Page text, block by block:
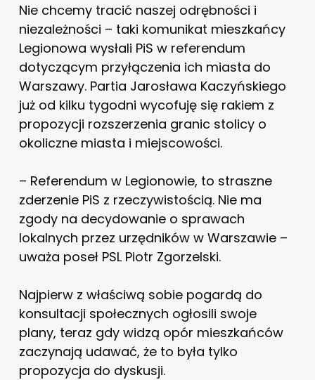
Nie chcemy tracić naszej odrębności i
niezależności – taki komunikat mieszkańcy
Legionowa wysłali PiS w referendum
dotyczącym przyłączenia ich miasta do
Warszawy. Partia Jarosława Kaczyńskiego
już od kilku tygodni wycofuję się rakiem z
propozycji rozszerzenia granic stolicy o
okoliczne miasta i miejscowości.
– Referendum w Legionowie, to straszne
zderzenie PiS z rzeczywistością. Nie ma
zgody na decydowanie o sprawach
lokalnych przez urzędników w Warszawie –
uważa poseł PSL Piotr Zgorzelski.
Najpierw z właściwą sobie pogardą do
konsultacji społecznych ogłosili swoje
plany, teraz gdy widzą opór mieszkańców
zaczynają udawać, że to była tylko
propozycja do dyskusji.